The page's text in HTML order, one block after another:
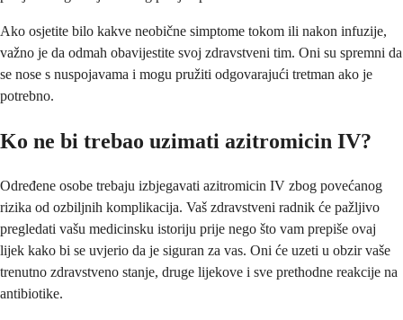
Ako osjetite bilo kakve neobične simptome tokom ili nakon infuzije,
važno je da odmah obavijestite svoj zdravstveni tim. Oni su spremni da
se nose s nuspojavama i mogu pružiti odgovarajući tretman ako je
potrebno.
Ko ne bi trebao uzimati azitromicin IV?
Određene osobe trebaju izbjegavati azitromicin IV zbog povećanog
rizika od ozbiljnih komplikacija. Vaš zdravstveni radnik će pažljivo
pregledati vašu medicinsku istoriju prije nego što vam prepiše ovaj
lijek kako bi se uvjerio da je siguran za vas. Oni će uzeti u obzir vaše
trenutno zdravstveno stanje, druge lijekove i sve prethodne reakcije na
antibiotike.